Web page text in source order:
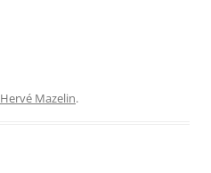
Hervé Mazelin.